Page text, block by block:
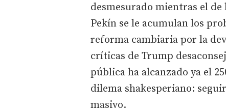
desmesurado mientras el
Pekín se le acumulan los
reforma cambiaria por la
críticas de Trump
pública ha alcanzado ya el
dilema shakesperiano:
masivo.